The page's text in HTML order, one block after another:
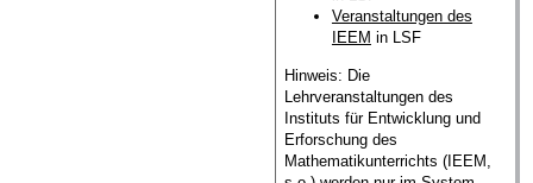
Veranstaltungen des
IEEM in LSF
Hinweis: Die
Lehrveranstaltungen des
Instituts für Entwicklung und
Erforschung des
Mathematikunterrichts (IEEM,